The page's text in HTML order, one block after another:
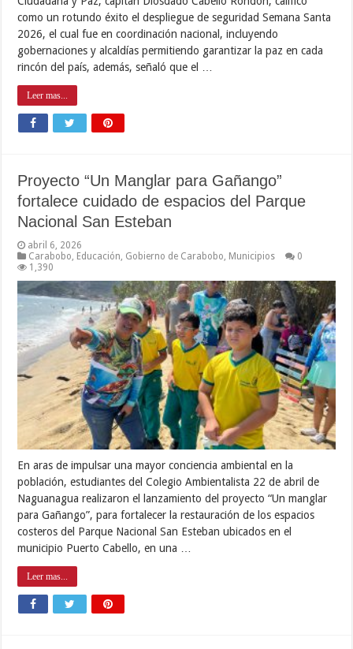
como un rotundo éxito el despliegue de seguridad Semana Santa
2026, el cual fue en coordinación nacional, incluyendo
gobernaciones y alcaldías permitiendo garantizar la paz en cada
rincón del país, además, señaló que el …
Leer mas...
Proyecto “Un Manglar para Gañango”
fortalece cuidado de espacios del Parque
Nacional San Esteban
abril 6, 2026
Carabobo Educación Gobierno de Carabobo Municipios
0
1,390
En aras de impulsar una mayor conciencia ambiental en la
población, estudiantes del Colegio Ambientalista 22 de abril de
Naguanagua realizaron el lanzamiento del proyecto “Un manglar
para Gañango”, para fortalecer la restauración de los espacios
costeros del Parque Nacional San Esteban ubicados en el
municipio Puerto Cabello, en una …
Leer mas...